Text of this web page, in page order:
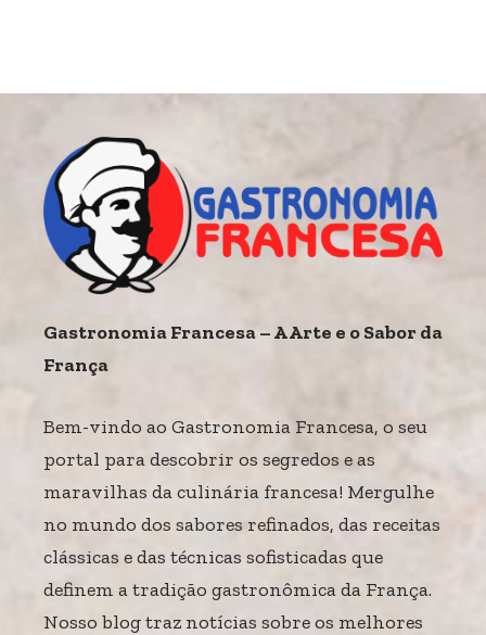
Gastronomia Francesa – A Arte e o Sabor da
França
Bem-vindo ao Gastronomia Francesa, o seu
portal para descobrir os segredos e as
maravilhas da culinária francesa! Mergulhe
no mundo dos sabores refinados, das receitas
clássicas e das técnicas sofisticadas que
definem a tradição gastronômica da França.
Nosso blog traz notícias sobre os melhores